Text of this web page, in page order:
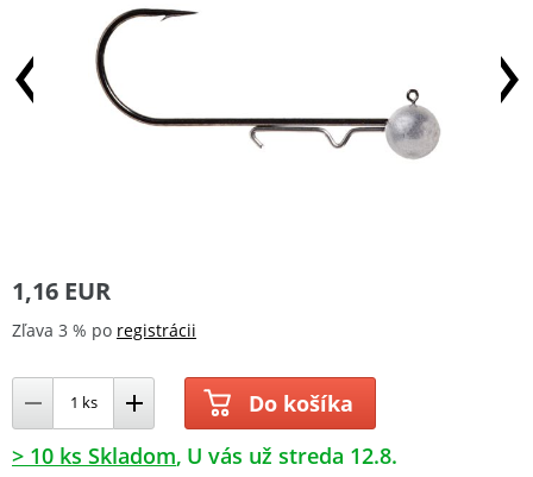
1,16 EUR
Zľava 3 % po registrácii
Do košíka
> 10 ks Skladom U vás už streda 12.8.